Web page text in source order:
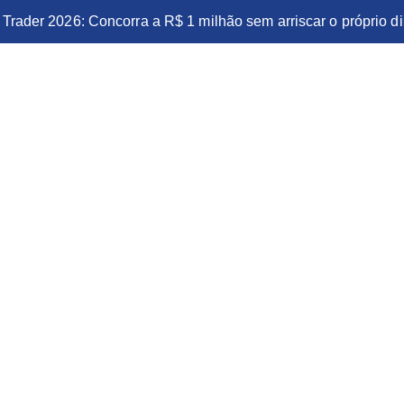
2026: Concorra a R$ 1 milhão sem arriscar o próprio